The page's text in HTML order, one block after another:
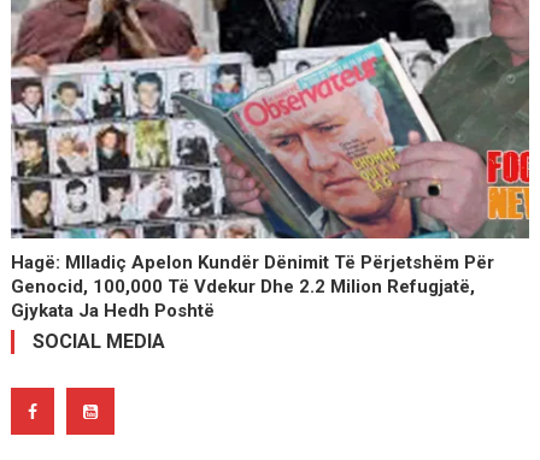
Hagë: Mlladiç Apelon Kundër Dënimit Të Përjetshëm Për
Genocid, 100,000 Të Vdekur Dhe 2.2 Milion Refugjatë,
Gjykata Ja Hedh Poshtë
SOCIAL MEDIA